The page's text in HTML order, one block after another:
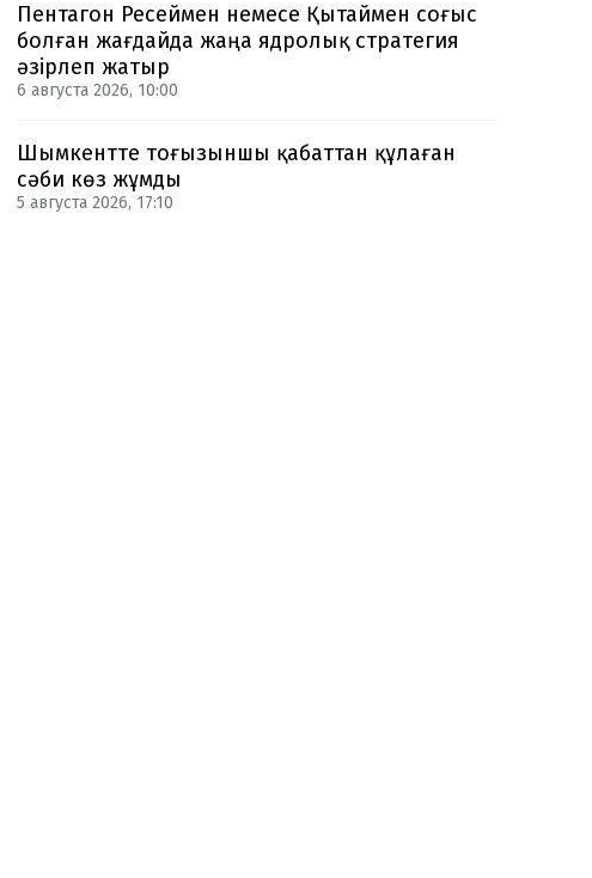
Пентагон Ресеймен немесе Қытаймен соғыс
болған жағдайда жаңа ядролық стратегия
әзірлеп жатыр
6 августа 2026, 10:00
Шымкентте тоғызыншы қабаттан құлаған
сәби көз жұмды
5 августа 2026, 17:10